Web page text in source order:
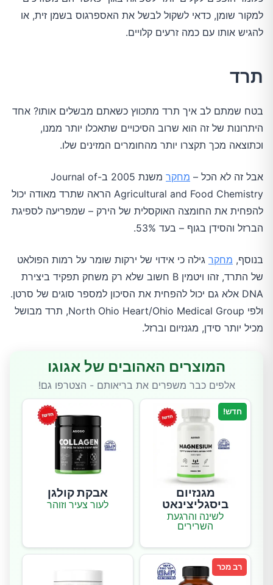
למקור שומן, כדאי לשקול לבשל את האספרגוס בשמן זית, או
להגיש אותו עם כמה זרעים קלויים.
תרד
בטח שמתם לב איך תרד מתכווץ כשאתם מבשלים אותו? אחד
היתרונות של זה הוא שרוב הסיכויים שתאכלו יותר ממנו,
וכתוצאה מכך תקצרו יותר מהחומרים המזינים שלו.
אבל זה לא הכל – מחקר
משנת 2005 ב-Journal of
Agricultural and Food Chemistry הראה שתרד מאודה יכול
להפחית את החומצה האוקסלית של הירק – שמפריעה לספיגת
הברזל והסידן בגוף – בעד 53%.
בנוסף, מחקר גילה כי אידוי של ירקות שומר על רמות הפולאט
של התרד, זהו ויטמין B חשוב שלא רק משחק תפקיד ביצירת
DNA אלא גם יכול להפחית את הסיכון למספר סוגים של סרטן.
ולפי North Ohio Heart/Ohio Medical Group, תרד מבושל
מכיל יותר סידן, מגנזיום וברזל.
המוצרים האהובים של אגוגו
אלפים כבר משפרים את בריאותם - הצטרפו גם!
חדש!
מגנזיום
ביסגליצינאט
לשינה והרגעת
השרירים
אבקת קולגן
לעור צעיר וזוהר
רב מכר